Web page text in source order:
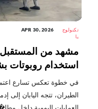
تكنولوج
يا
APR 30, 2026
مشهد من
استخدام روبوتات
في خطوة تعكس تسارع
الطيران، تتجه اليابان إلى